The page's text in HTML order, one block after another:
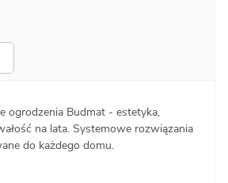
ogrodzenia Budmat - estetyka,
na lata. Systemowe rozwiązania
do każdego domu.